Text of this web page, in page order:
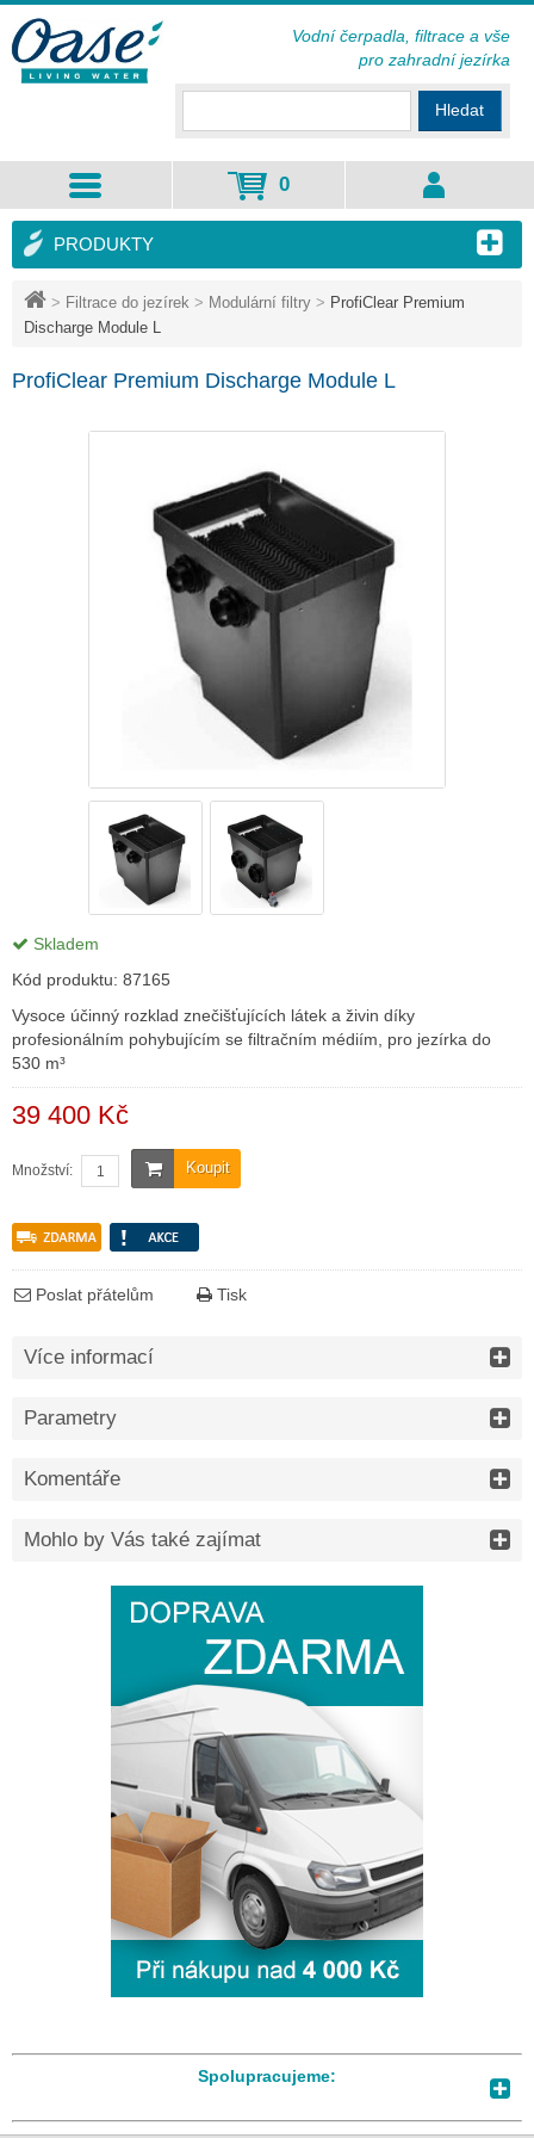
> Filtrace do jezírek > Modulární filtry > ProfiClear Premium
Discharge Module L
ProfiClear Premium Discharge Module L
Skladem
Kód produktu: 87165
Vysoce účinný rozklad znečišťujících látek a živin díky
profesionálním pohybujícím se filtračním médiím, pro jezírka do
530 m³
39 400 Kč
Koupit
Množství:
Poslat přátelům Tisk
Více informací
Parametry
Komentáře
Mohlo by Vás také zajímat
PRODUKTY
Spolupracujeme:
Hledat
0
Vodní čerpadla, filtrace a vše
pro zahradní jezírka